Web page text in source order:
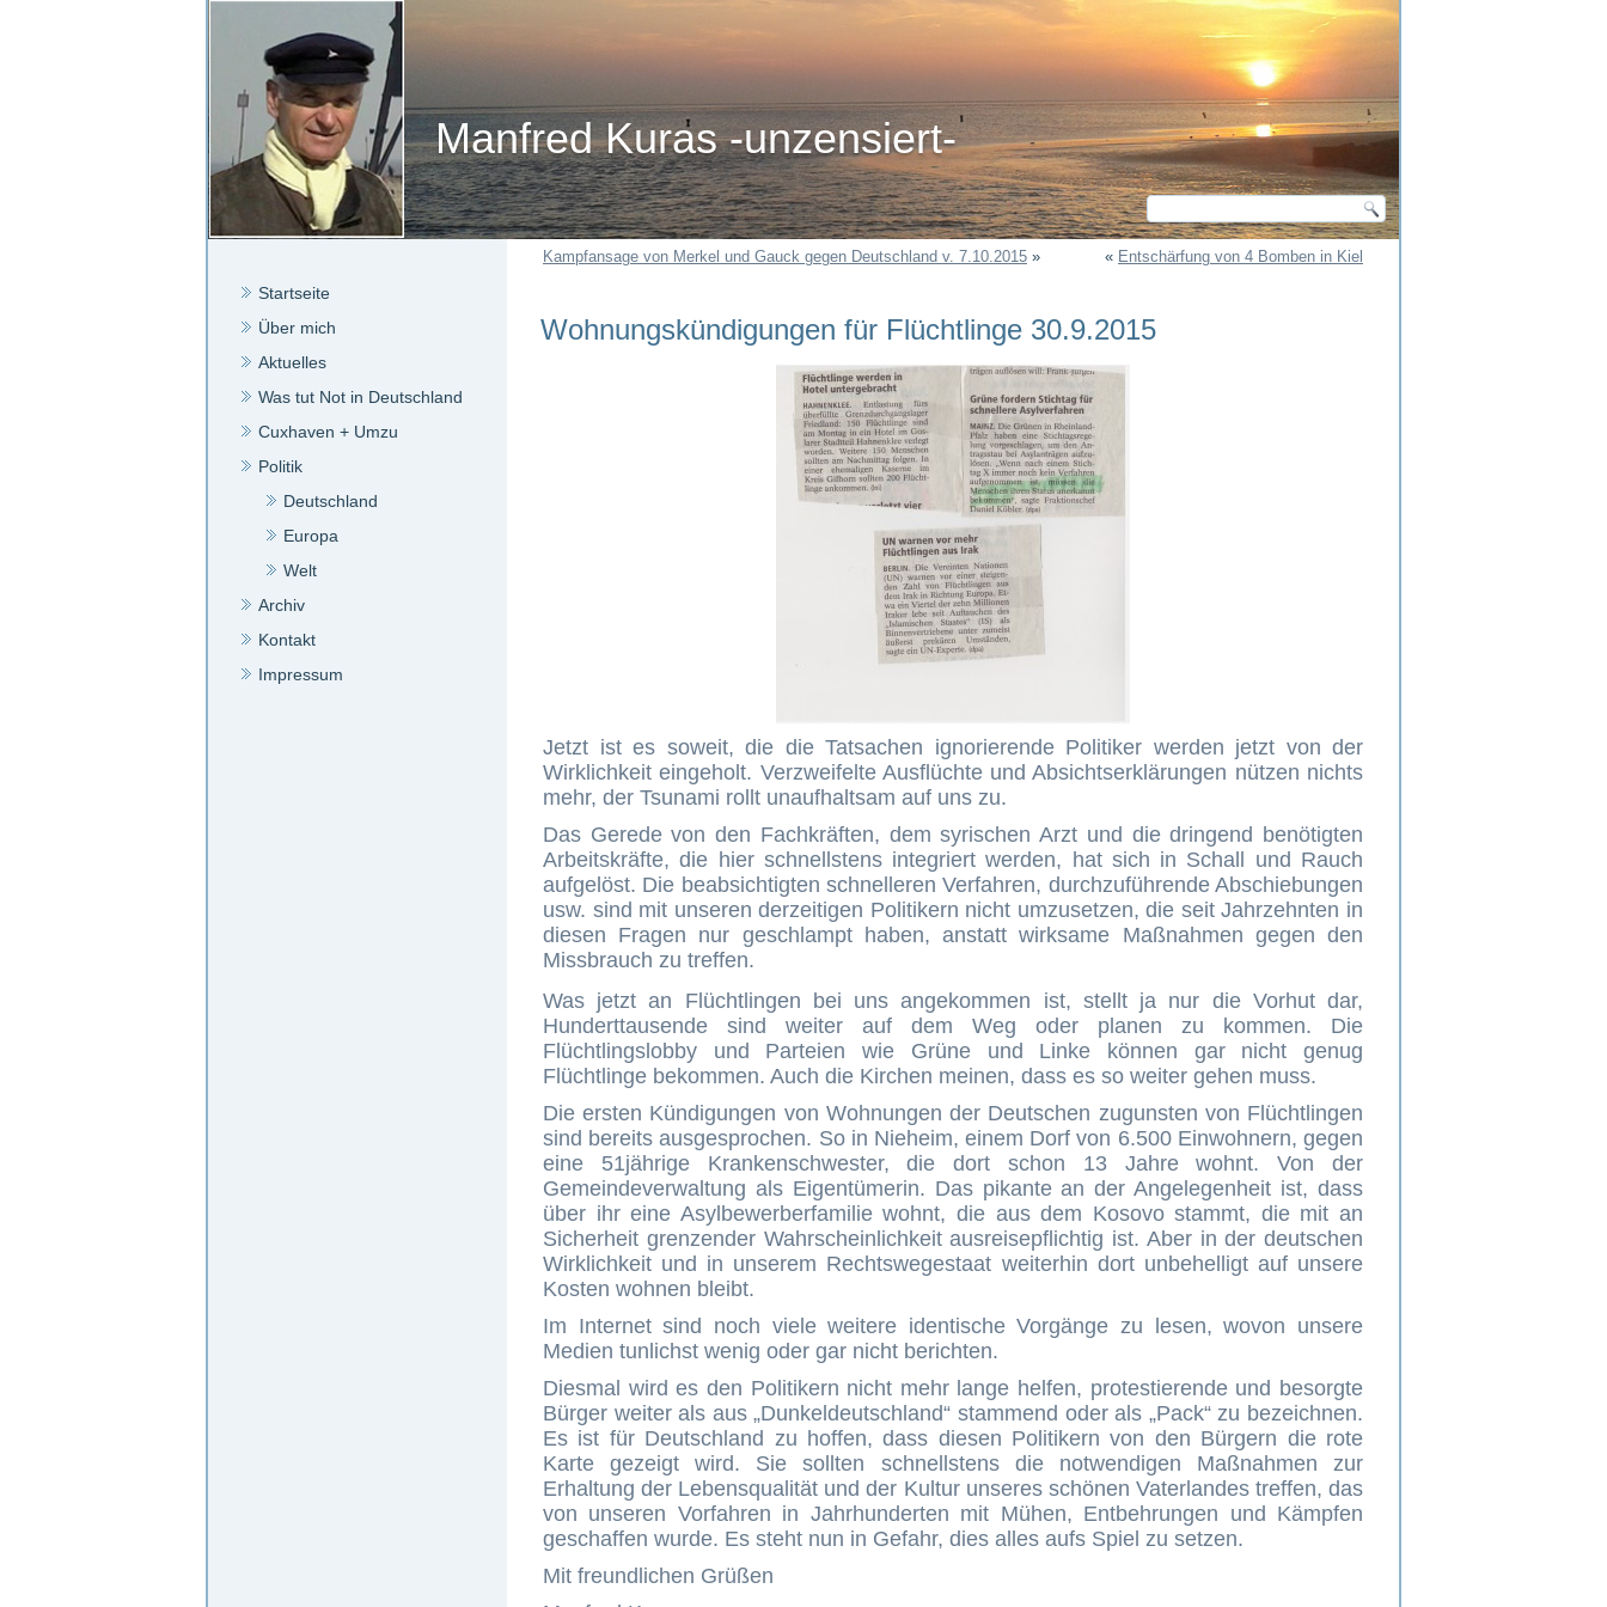
Manfred Kuras -unzensiert-
Startseite
Über mich
Aktuelles
Was tut Not in Deutschland
Cuxhaven + Umzu
Politik
Deutschland
Europa
Welt
Archiv
Kontakt
Impressum
Kampfansage von Merkel und Gauck gegen Deutschland v. 7.10.2015 » « Entschärfung von 4 Bomben in Kiel
Wohnungskündigungen für Flüchtlinge 30.9.2015
Jetzt ist es soweit, die die Tatsachen ignorierende Politiker werden jetzt von der
Wirklichkeit eingeholt. Verzweifelte Ausflüchte und Absichtserklärungen nützen nichts
mehr, der Tsunami rollt unaufhaltsam auf uns zu.
Das Gerede von den Fachkräften, dem syrischen Arzt und die dringend benötigten
Arbeitskräfte, die hier schnellstens integriert werden, hat sich in Schall und Rauch
aufgelöst. Die beabsichtigten schnelleren Verfahren, durchzuführende Abschiebungen
usw. sind mit unseren derzeitigen Politikern nicht umzusetzen, die seit Jahrzehnten in
diesen Fragen nur geschlampt haben, anstatt wirksame Maßnahmen gegen den
Missbrauch zu treffen.
Was jetzt an Flüchtlingen bei uns angekommen ist, stellt ja nur die Vorhut dar,
Hunderttausende sind weiter auf dem Weg oder planen zu kommen. Die
Flüchtlingslobby und Parteien wie Grüne und Linke können gar nicht genug
Flüchtlinge bekommen. Auch die Kirchen meinen, dass es so weiter gehen muss.
Die ersten Kündigungen von Wohnungen der Deutschen zugunsten von Flüchtlingen
sind bereits ausgesprochen. So in Nieheim, einem Dorf von 6.500 Einwohnern, gegen
eine 51jährige Krankenschwester, die dort schon 13 Jahre wohnt. Von der
Gemeindeverwaltung als Eigentümerin. Das pikante an der Angelegenheit ist, dass
über ihr eine Asylbewerberfamilie wohnt, die aus dem Kosovo stammt, die mit an
Sicherheit grenzender Wahrscheinlichkeit ausreisepflichtig ist. Aber in der deutschen
Wirklichkeit und in unserem Rechtswegestaat weiterhin dort unbehelligt auf unsere
Kosten wohnen bleibt.
Im Internet sind noch viele weitere identische Vorgänge zu lesen, wovon unsere
Medien tunlichst wenig oder gar nicht berichten.
Diesmal wird es den Politikern nicht mehr lange helfen, protestierende und besorgte
Bürger weiter als aus „Dunkeldeutschland“ stammend oder als „Pack“ zu bezeichnen.
Es ist für Deutschland zu hoffen, dass diesen Politikern von den Bürgern die rote
Karte gezeigt wird. Sie sollten schnellstens die notwendigen Maßnahmen zur
Erhaltung der Lebensqualität und der Kultur unseres schönen Vaterlandes treffen, das
von unseren Vorfahren in Jahrhunderten mit Mühen, Entbehrungen und Kämpfen
geschaffen wurde. Es steht nun in Gefahr, dies alles aufs Spiel zu setzen.
Mit freundlichen Grüßen